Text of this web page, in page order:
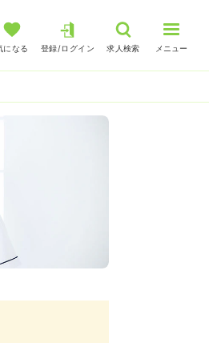
になる 登録/ログイン 求人検索 メニュー